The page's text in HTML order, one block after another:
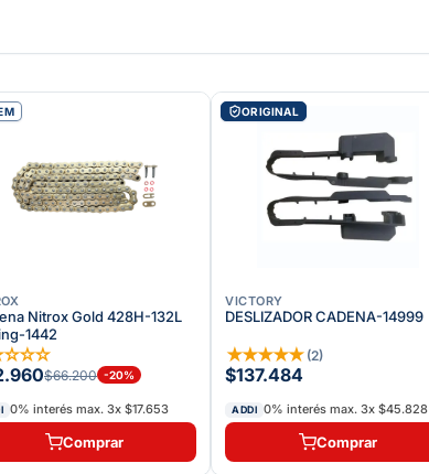
Nitrox Gold 428H-132L
1442
☆☆☆
$66.200 -20%
0% interés max. 3x $17.653
Comprar
ORIGINAL
VICTORY
DESLIZADOR CADENA-14999
★★★★★ (2)
$137.484
ADDI 0% interés max. 3x $45.828
Comprar